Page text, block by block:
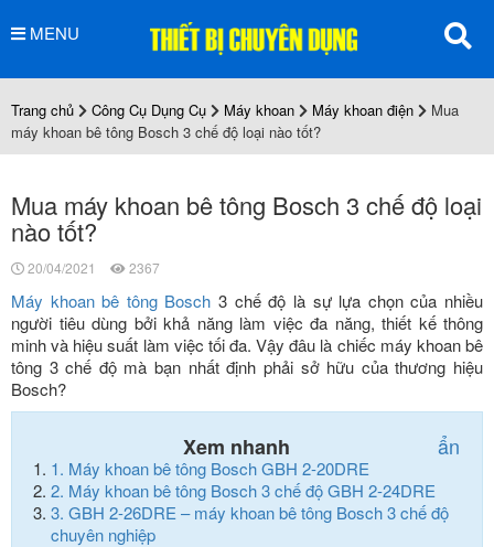
MENU
Trang chủ Công Cụ Dụng Cụ Máy khoan Máy khoan điện
Mua
máy khoan bê tông Bosch 3 chế độ loại nào tốt?
Mua máy khoan bê tông Bosch 3 chế độ loại
nào tốt?
20/04/2021 2367
Máy khoan bê tông Bosch 3 chế độ là sự lựa chọn của nhiều
người tiêu dùng bởi khả năng làm việc đa năng, thiết kế thông
minh và hiệu suất làm việc tối đa. Vậy đâu là chiếc máy khoan bê
tông 3 chế độ mà bạn nhất định phải sở hữu của thương hiệu
Bosch?
Xem nhanh ẩn
1. Máy khoan bê tông Bosch GBH 2-20DRE
2. Máy khoan bê tông Bosch 3 chế độ GBH 2-24DRE
3. GBH 2-26DRE – máy khoan bê tông Bosch 3 chế độ
chuyên nghiệp